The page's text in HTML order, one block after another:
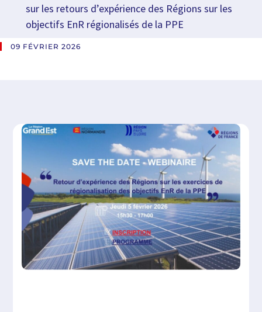
sur les retours d’expérience des Régions sur les
objectifs EnR régionalisés de la PPE
09 FÉVRIER 2026